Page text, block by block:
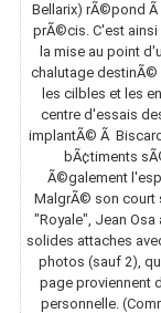
Bellarix) rÃ©pond
prÃ©cis. C'est
la mise au point
chalutage
les cilbles et les
centre d'essais
implantÃ© Ã
bÃ¢timents
Ã©galement
MalgrÃ© son court
"Royale", Jean
solides attaches
photos (sauf 2),
page proviennent
personnelle.